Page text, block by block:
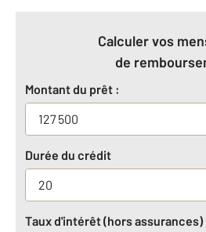
Calculer vos
de
Montant du prêt :
Durée du crédit
Taux d'intérêt (hors assurances)